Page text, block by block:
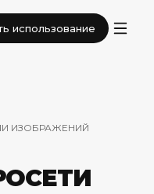
использование
ИЗОБРАЖЕНИЙ